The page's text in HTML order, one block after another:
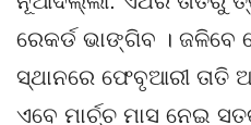
ରେକର୍ଡ ଭାଙ୍ଗିବ । ଜଳିବେ
ସ୍ଥାନରେ ଫେବୃଆରୀ ତାତି
ଏବେ ମାର୍ଚ୍ଚ ମାସ ନେଇ